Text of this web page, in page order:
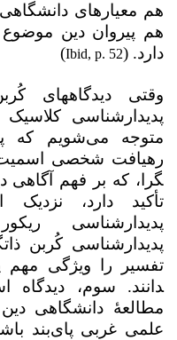
هم معیارهای
هم پیروان دین
دارد. (Ibid, p. 52
)
وقتی دیدگاه­های
پدیدارشناسی
متوجه می‌شویم که
رهیافت شخصی اسمیت
گرا، که بر فهم آگاهی
تأکید دارد،
پدیدارشناسی
پدیدارشناسی کُربن
تفسیر را ویژگی مهم
دانند. سوم، دیدگاه
مطالعهٔ دانشگاهی
علمی غربی پای‌بند